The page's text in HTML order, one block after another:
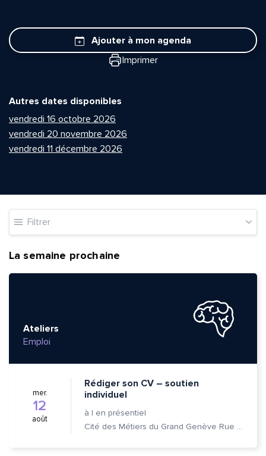
Ajouter à mon agenda
Imprimer
Autres dates disponibles
vendredi 16 octobre 2026
vendredi 20 novembre 2026
vendredi 11 décembre 2026
Filtrer
La semaine prochaine
Ateliers
Emploi
mer.
12
août
Rédiger son CV – soutien
individuel
à | en présentiel
Cité des Métiers du Grand Genève Rue Prévost-Martin 6 1205 Genève